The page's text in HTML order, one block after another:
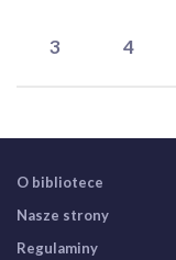
3 4
O bibliotece
Nasze strony
Regulaminy